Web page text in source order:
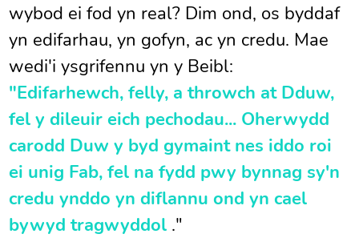
wybod ei fod yn real? Dim ond, os byddaf
yn edifarhau, yn gofyn, ac yn credu. Mae
wedi'i ysgrifennu yn y Beibl:
"Edifarhewch, felly, a throwch at Dduw,
fel y dileuir eich pechodau... Oherwydd
carodd Duw y byd gymaint nes iddo roi
ei unig Fab, fel na fydd pwy bynnag sy'n
credu ynddo yn diflannu ond yn cael
bywyd tragwyddol ."